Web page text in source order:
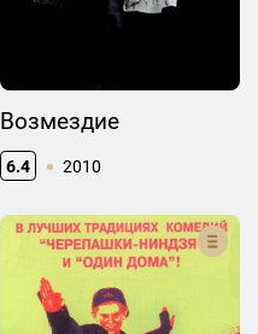
Возмездие
6.4 2010